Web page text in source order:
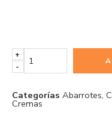
+
-
Categorías Abarrotes,
Cremas